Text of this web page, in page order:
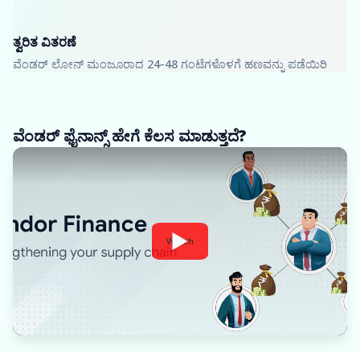
ತ್ವರಿತ ವಿತರಣೆ
ವೆಂಡರ್ ಲೋನ್ ಮಂಜೂರಾದ 24-48 ಗಂಟೆಗಳೊಳಗೆ ಹಣವನ್ನು ಪಡೆಯಿರಿ
ವೆಂಡರ್ ಫೈನಾನ್ಸ್ ಹೇಗೆ ಕೆಲಸ ಮಾಡುತ್ತದೆ?
Watch